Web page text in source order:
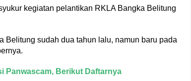
kegiatan pelantikan RKLA Bangka Belitung
Belitung sudah dua tahun lalu, namun baru pada
Panwascam, Berikut Daftarnya